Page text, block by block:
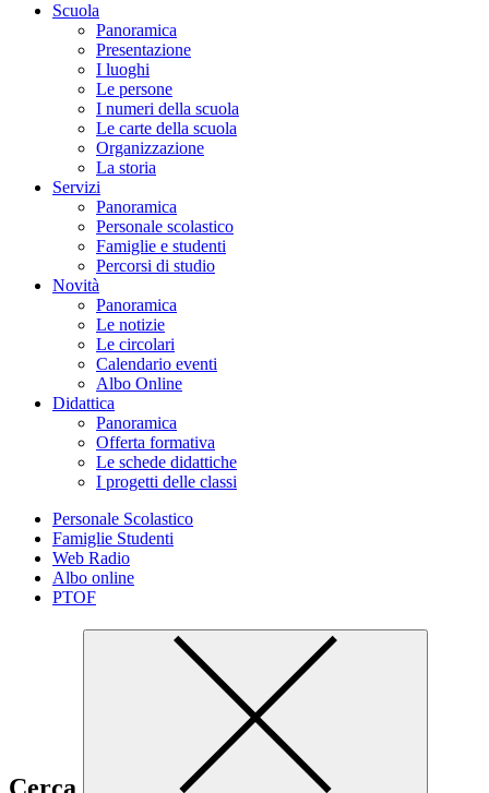
Scuola
Panoramica
Presentazione
I luoghi
Le persone
I numeri della scuola
Le carte della scuola
Organizzazione
La storia
Servizi
Panoramica
Personale scolastico
Famiglie e studenti
Percorsi di studio
Novità
Panoramica
Le notizie
Le circolari
Calendario eventi
Albo Online
Didattica
Panoramica
Offerta formativa
Le schede didattiche
I progetti delle classi
Personale Scolastico
Famiglie Studenti
Web Radio
Albo online
PTOF